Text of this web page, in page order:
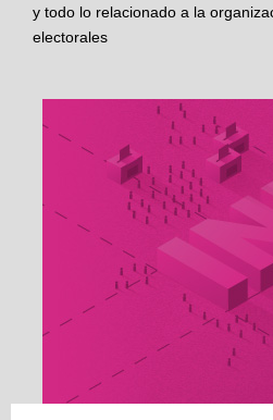
y todo lo relacionado a la
electorales